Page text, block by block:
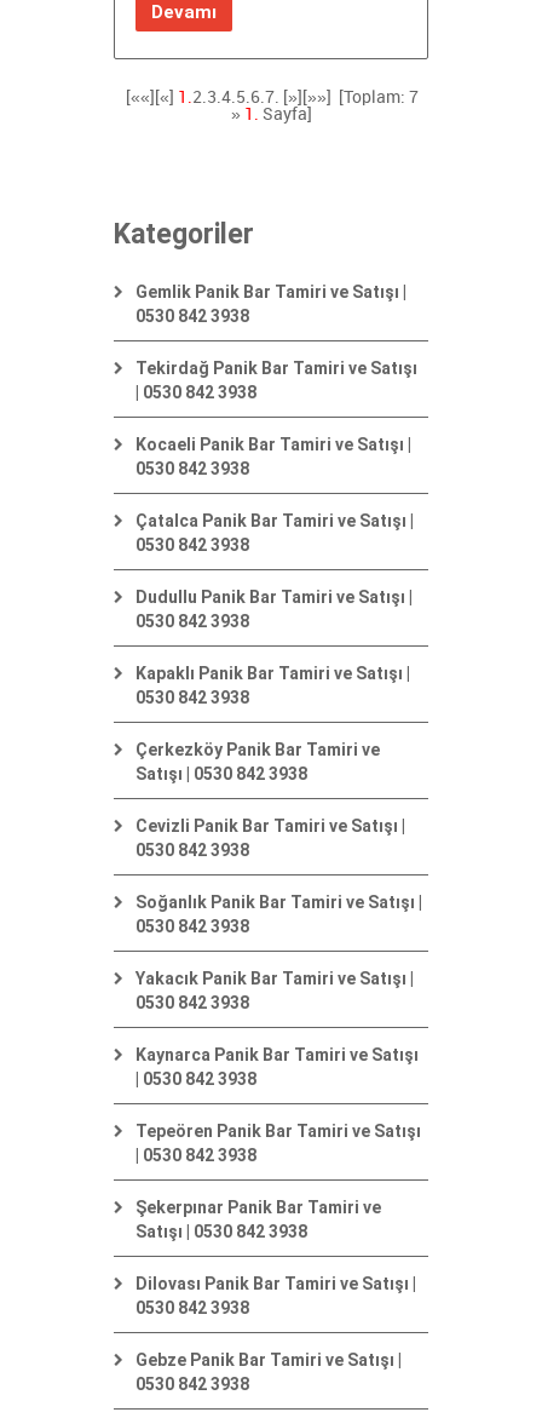
Devamı
[««][«] 1.2.3.4.5.6.7. [»] [»»]
[Toplam: 7
» 1. Sayfa]
Kategoriler
Gemlik Panik Bar Tamiri ve Satışı |
0530 842 3938
Tekirdağ Panik Bar Tamiri ve Satışı
| 0530 842 3938
Kocaeli Panik Bar Tamiri ve Satışı |
0530 842 3938
Çatalca Panik Bar Tamiri ve Satışı |
0530 842 3938
Dudullu Panik Bar Tamiri ve Satışı |
0530 842 3938
Kapaklı Panik Bar Tamiri ve Satışı |
0530 842 3938
Çerkezköy Panik Bar Tamiri ve
Satışı | 0530 842 3938
Cevizli Panik Bar Tamiri ve Satışı |
0530 842 3938
Soğanlık Panik Bar Tamiri ve Satışı |
0530 842 3938
Yakacık Panik Bar Tamiri ve Satışı |
0530 842 3938
Kaynarca Panik Bar Tamiri ve Satışı
| 0530 842 3938
Tepeören Panik Bar Tamiri ve Satışı
| 0530 842 3938
Şekerpınar Panik Bar Tamiri ve
Satışı | 0530 842 3938
Dilovası Panik Bar Tamiri ve Satışı |
0530 842 3938
Gebze Panik Bar Tamiri ve Satışı |
0530 842 3938